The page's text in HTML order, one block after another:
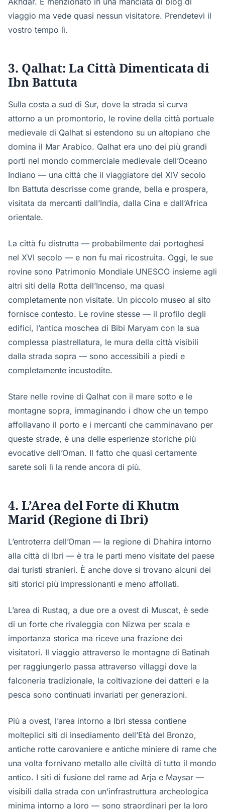
viaggio ma vede quasi nessun visitatore. Prendetevi il
vostro tempo lì.
3. Qalhat: La Città Dimenticata di
Ibn Battuta
Sulla costa a sud di Sur, dove la strada si curva
attorno a un promontorio, le rovine della città portuale
medievale di Qalhat si estendono su un altopiano che
domina il Mar Arabico. Qalhat era uno dei più grandi
porti nel mondo commerciale medievale dell’Oceano
Indiano — una città che il viaggiatore del XIV secolo
Ibn Battuta descrisse come grande, bella e prospera,
visitata da mercanti dall’India, dalla Cina e dall’Africa
orientale.
La città fu distrutta — probabilmente dai portoghesi
nel XVI secolo — e non fu mai ricostruita. Oggi, le sue
rovine sono Patrimonio Mondiale UNESCO insieme agli
altri siti della Rotta dell’Incenso, ma quasi
completamente non visitate. Un piccolo museo al sito
fornisce contesto. Le rovine stesse — il profilo degli
edifici, l’antica moschea di Bibi Maryam con la sua
complessa piastrellatura, le mura della città visibili
dalla strada sopra — sono accessibili a piedi e
completamente incustodite.
Stare nelle rovine di Qalhat con il mare sotto e le
montagne sopra, immaginando i dhow che un tempo
affollavano il porto e i mercanti che camminavano per
queste strade, è una delle esperienze storiche più
evocative dell’Oman. Il fatto che quasi certamente
sarete soli lì la rende ancora di più.
4. L’Area del Forte di Khutm
Marid (Regione di Ibri)
L’entroterra dell’Oman — la regione di Dhahira intorno
alla città di Ibri — è tra le parti meno visitate del paese
dai turisti stranieri. È anche dove si trovano alcuni dei
siti storici più impressionanti e meno affollati.
L’area di Rustaq, a due ore a ovest di Muscat, è sede
di un forte che rivaleggia con Nizwa per scala e
importanza storica ma riceve una frazione dei
visitatori. Il viaggio attraverso le montagne di Batinah
per raggiungerlo passa attraverso villaggi dove la
falconeria tradizionale, la coltivazione dei datteri e la
pesca sono continuati invariati per generazioni.
Più a ovest, l’area intorno a Ibri stessa contiene
molteplici siti di insediamento dell’Età del Bronzo,
antiche rotte carovaniere e antiche miniere di rame che
una volta fornivano metallo alle civiltà di tutto il mondo
antico. I siti di fusione del rame ad Arja e Maysar —
visibili dalla strada con un’infrastruttura archeologica
minima intorno a loro — sono straordinari per la loro